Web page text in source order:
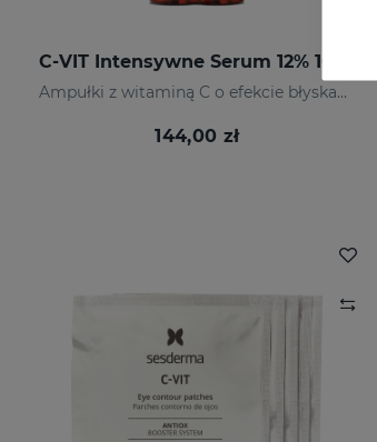
Ampułki z witaminą C o efekcie błyskawicznym
144,00 zł